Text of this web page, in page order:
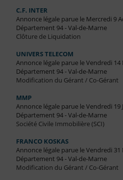
C.F. INTER
Annonce légale parue le Mercredi 9
Département 94 - Val-de-Marne
Clôture de Liquidation
UNIVERS TELECOM
Annonce légale parue le Vendredi 14
Département 94 - Val-de-Marne
Modification du Gérant / Co-Gérant
MMP
Annonce légale parue le Vendredi 19
Département 94 - Val-de-Marne
Société Civile Immobilière (SCI)
FRANCO KOSKAS
Annonce légale parue le Vendredi 31
Département 94 - Val-de-Marne
Modification du Gérant / Co-Gérant